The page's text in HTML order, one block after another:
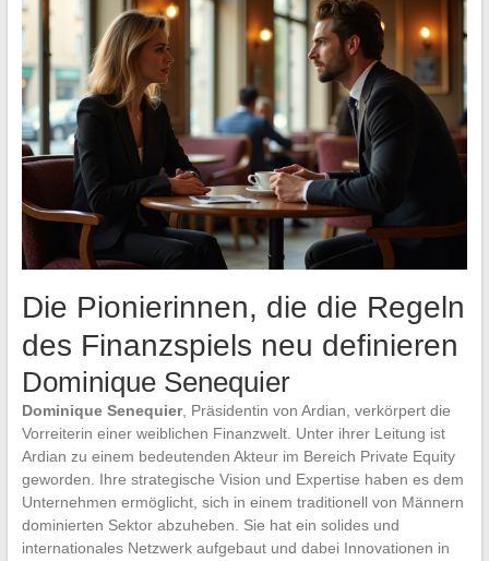
Die Pionierinnen, die die Regeln
des Finanzspiels neu definieren
Dominique Senequier
Dominique Senequier, Präsidentin von Ardian, verkörpert die
Vorreiterin einer weiblichen Finanzwelt. Unter ihrer Leitung ist
Ardian zu einem bedeutenden Akteur im Bereich Private Equity
geworden. Ihre strategische Vision und Expertise haben es dem
Unternehmen ermöglicht, sich in einem traditionell von Männern
dominierten Sektor abzuheben. Sie hat ein solides und
internationales Netzwerk aufgebaut und dabei Innovationen in